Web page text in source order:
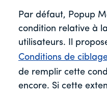
Par défaut, Popup
condition relative à
utilisateurs. Il
Conditions de
de remplir cette
encore. Si cette